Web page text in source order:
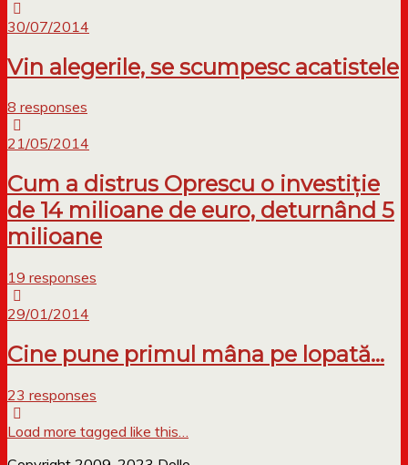
30/07/2014
Vin alegerile, se scumpesc acatistele
8 responses
21/05/2014
Cum a distrus Oprescu o investiție
de 14 milioane de euro, deturnând 5
milioane
19 responses
29/01/2014
Cine pune primul mâna pe lopată…
23 responses
Load more tagged like this…